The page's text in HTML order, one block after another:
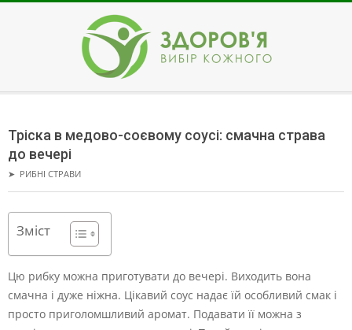
ЗДОРОВ'Я
Menu
Тріска в медово-соєвому соусі: смачна страва
до вечері
➤ РИБНІ СТРАВИ
Зміст
Цю рибку можна приготувати до вечері. Виходить вона
смачна і дуже ніжна. Цікавий соус надає їй особливий смак і
просто приголомшливий аромат. Подавати її можна з